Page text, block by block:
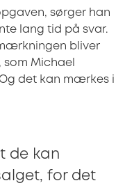
sørger han
lang tid på svar.
bliver
Michael
det kan mærkes i
de kan
for det